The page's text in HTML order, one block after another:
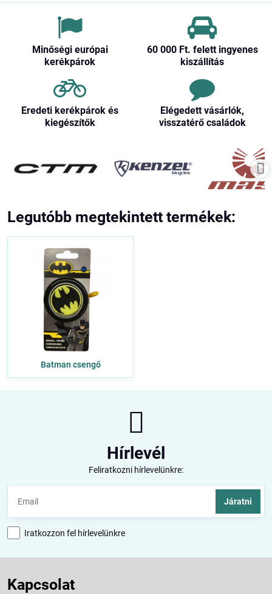
Minőségi európai
kerékpárok
60 000 Ft​. felett ingyenes
kiszállítás
Eredeti kerékpárok és
kiegészítők
Elégedett vásárlók,
visszatérő családok
Legutóbb megtekintett termékek:
Batman csengő
Hírlevél
Feliratkozni hírlevelünkre:
Járatni
Iratkozzon fel hírlevelünkre
Kapcsolat